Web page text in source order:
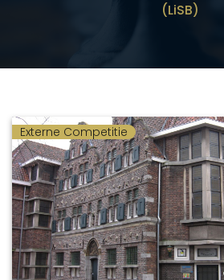
(LiSB)
Externe Competitie